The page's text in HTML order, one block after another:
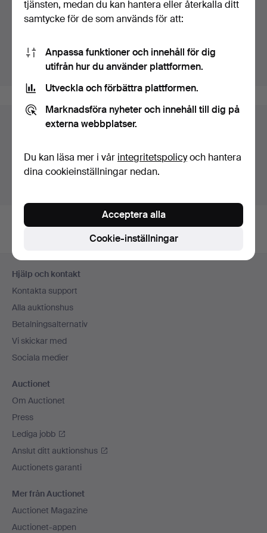
Auktionsarkivet
Visa pågående auktioner istället.
Föremål i Sverige
fast pris för alla föremål.
Sidfotsnavigation
Hjälp och kontakt
Kontakta support
Alla auktionshus
Betalningsalternativ
Vi skickar med
Sociala medier
Auctionet
Om Auctionet
Press
Lediga jobb
Anslut ditt auktionshus
Auctionets garanti
Mer från Auctionet
Auctionet Magazine
Auctionet-appen
tjänsten, medan du kan hantera eller återkalla ditt
samtycke för de som används för att:
Anpassa funktioner och innehåll för dig
utifrån hur du använder plattformen.
Utveckla och förbättra plattformen.
Marknadsföra nyheter och innehåll till dig på
externa webbplatser.
Du kan läsa mer i vår integritetspolicyoch hantera
dina cookieinställningar nedan.
Cookie-inställningar
Acceptera alla